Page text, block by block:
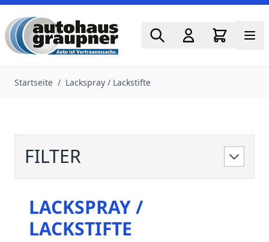
Zum Inhalt springen
Startseite / Lackspray / Lackstifte
FILTER
LACKSPRAY /
LACKSTIFTE